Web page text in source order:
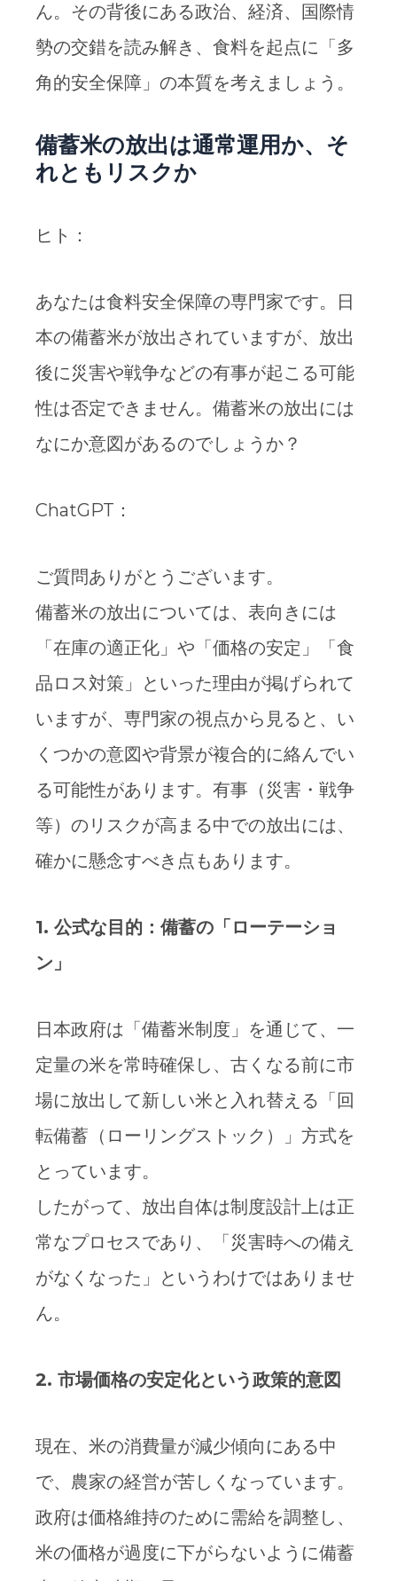
ん。その背後にある政治、経済、国際情
勢の交錯を読み解き、食料を起点に「多
角的安全保障」の本質を考えましょう。
備蓄米の放出は通常運用か、そ
れともリスクか
ヒト：
あなたは食料安全保障の専門家です。日
本の備蓄米が放出されていますが、放出
後に災害や戦争などの有事が起こる可能
性は否定できません。備蓄米の放出には
なにか意図があるのでしょうか？
ChatGPT：
ご質問ありがとうございます。
備蓄米の放出については、表向きには
「在庫の適正化」や「価格の安定」「食
品ロス対策」といった理由が掲げられて
いますが、専門家の視点から見ると、い
くつかの意図や背景が複合的に絡んでい
る可能性があります。有事（災害・戦争
等）のリスクが高まる中での放出には、
確かに懸念すべき点もあります。
1. 公式な目的：備蓄の「ローテーショ
ン」
日本政府は「備蓄米制度」を通じて、一
定量の米を常時確保し、古くなる前に市
場に放出して新しい米と入れ替える「回
転備蓄（ローリングストック）」方式を
とっています。
したがって、放出自体は制度設計上は正
常なプロセスであり、「災害時への備え
がなくなった」というわけではありませ
ん。
2. 市場価格の安定化という政策的意図
現在、米の消費量が減少傾向にある中
で、農家の経営が苦しくなっています。
政府は価格維持のために需給を調整し、
米の価格が過度に下がらないように備蓄